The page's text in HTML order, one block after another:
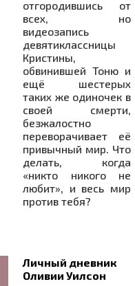
отгородившись от
всех, но
видеозапись
девятиклассницы
Кристины,
обвинившей Тоню и
ещё шестерых
таких же одиночек в
своей смерти,
безжалостно
переворачивает её
привычный мир. Что
делать, когда
«никто никого не
любит», и весь мир
против тебя?
Личный дневник
Оливии Уилсон